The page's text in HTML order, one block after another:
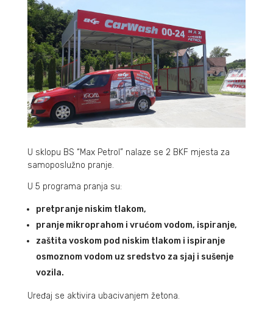
U sklopu BS “Max Petrol” nalaze se 2 BKF mjesta za
samoposlužno pranje.
U 5 programa pranja su:
pretpranje niskim tlakom,
pranje mikroprahom i vrućom vodom, ispiranje,
zaštita voskom pod niskim tlakom i ispiranje
osmoznom vodom uz sredstvo za sjaj i sušenje
vozila.
Uređaj se aktivira ubacivanjem žetona.